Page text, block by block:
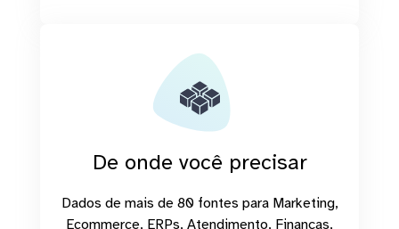
De onde você precisar
Dados de mais de 80 fontes para Marketing,
Ecommerce, ERPs, Atendimento, Finanças,